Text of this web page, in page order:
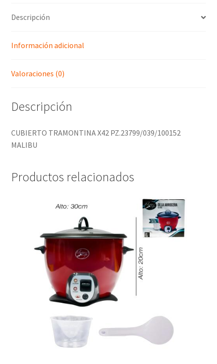
Descripción
Información adicional
Valoraciones (0)
Descripción
CUBIERTO TRAMONTINA X42 PZ.23799/039/100152
MALIBU
Productos relacionados